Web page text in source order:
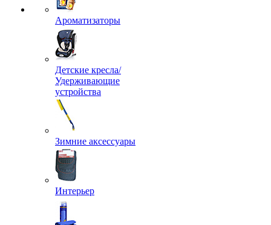
Ароматизаторы
Детские кресла/
Удерживающие
устройства
Зимние аксессуары
Интерьер